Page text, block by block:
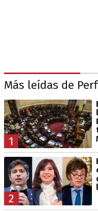
Más leídas de
1
2